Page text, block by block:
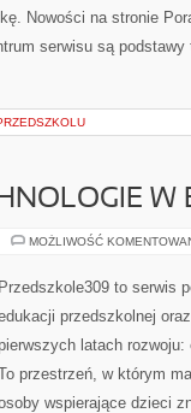
Nowości na stronie
serwisu są
W
MOŻLIWOŚĆ
Przedszkole309 to serwis
przedszkolnej
latach
przestrzeń, w którym
wspierające dzieci